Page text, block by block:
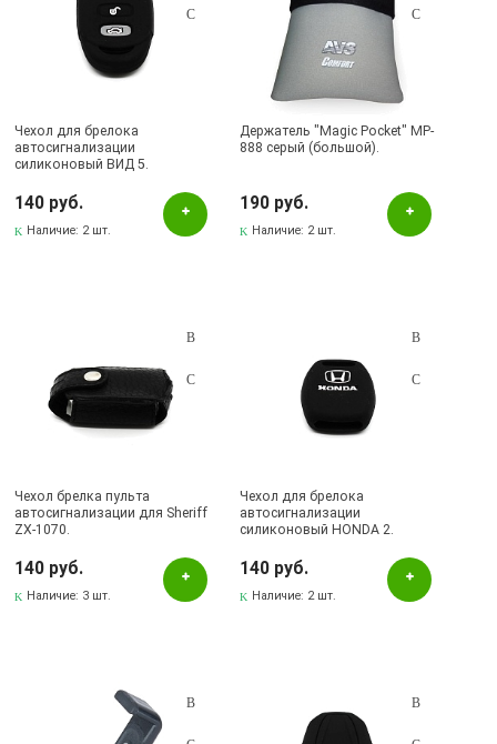
Чехол для брелока
автосигнализации
силиконовый ВИД 5.
140 руб.
Наличие: 2 шт.
Держатель "Magic Pocket" MP-
888 серый (большой).
190 руб.
Наличие: 2 шт.
Чехол брелка пульта
автосигнализации для Sheriff
ZX-1070.
140 руб.
Наличие: 3 шт.
Чехол для брелока
автосигнализации
силиконовый HONDA 2.
140 руб.
Наличие: 2 шт.